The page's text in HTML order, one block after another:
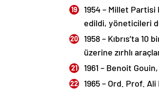
1954 – Millet Partisi
edildi, yöneticileri
1958 – Kıbrıs’ta
üzerine zırhlı
1961 – Benoit
1965 – Ord. Prof.